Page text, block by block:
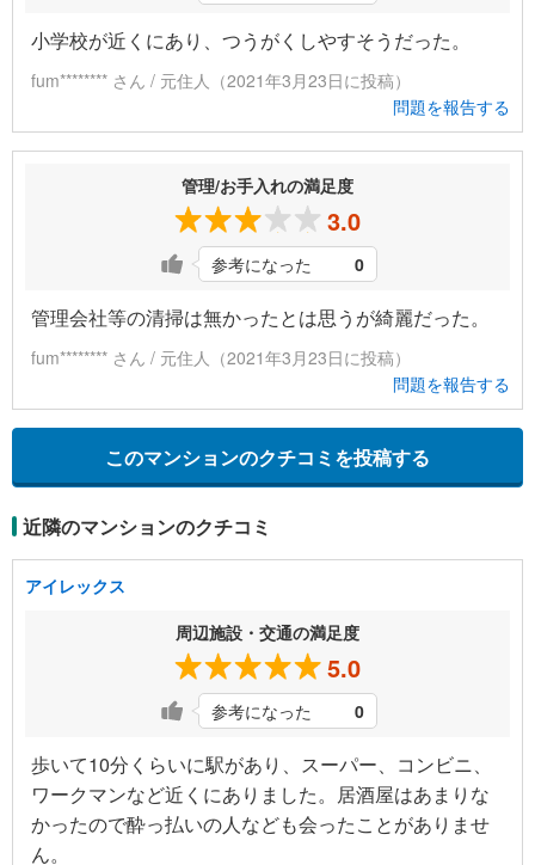
小学校が近くにあり、つうがくしやすそうだった。
fum******** さん / 元住人（2021年3月23日に投稿）
問題を報告する
管理/お手入れの満足度
3.0
参考になった 0
管理会社等の清掃は無かったとは思うが綺麗だった。
fum******** さん / 元住人（2021年3月23日に投稿）
問題を報告する
このマンションのクチコミを投稿する
近隣のマンションのクチコミ
アイレックス
周辺施設・交通の満足度
5.0
参考になった 0
歩いて10分くらいに駅があり、スーパー、コンビニ、
ワークマンなど近くにありました。居酒屋はあまりな
かったので酔っ払いの人なども会ったことがありませ
ん。